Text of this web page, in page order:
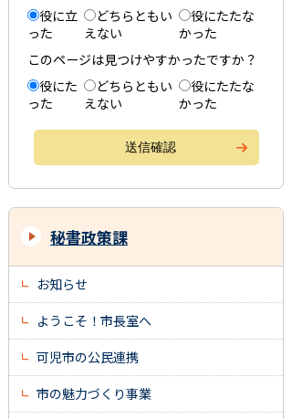
役に立
った
どちらともい
えない
役にたたな
かった
このページは見つけやすかったですか？
役にた
った
どちらともい
えない
役にたたな
かった
秘書政策課
お知らせ
ようこそ！市長室へ
可児市の公民連携
市の魅力づくり事業